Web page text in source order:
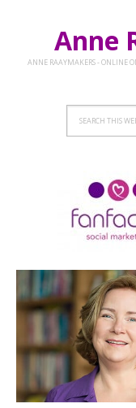
Anne
ANNE RAAYMAKERS - ONLINE